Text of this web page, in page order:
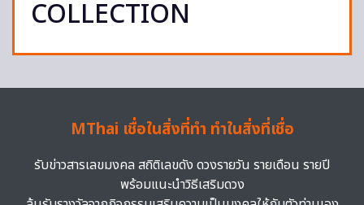
COLLECTION
MThai เชื่อในสิ่งที่ทำ ทำในสิ่งที่เชื่อ
รับข่าวสารเลขมงคล สถิติเลขดัง ดวงรายวัน รายเดือน รายปี
พร้อมแนะนำวิธีเสริมดวง